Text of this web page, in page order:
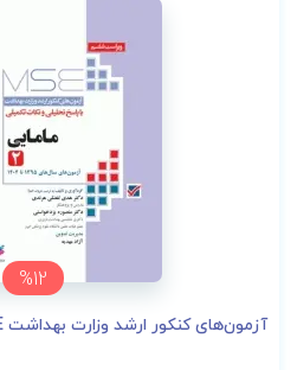
%12
آزمون‌های کنکور ارشد وزارت بهداشت MSE مامایی جلد د...